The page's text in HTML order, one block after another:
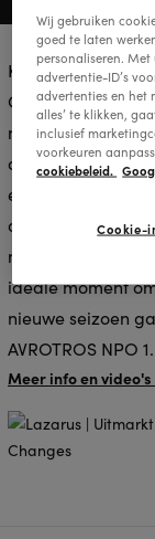
Kijk zondag 27
OPENING
nieuwe
off. Live vanuit
eerder bekend
avondvullende
musicals die al
ideale moment
nieuwe seizoen
AVROTROS NPO 1.
Meer info en
Wij gebruiken
goed te laten
personaliseren.
advertentie-ID’s
advertenties en het
alles’ te klikken,
inclusief
voorkeuren
cookiebeleid.
Cookie-